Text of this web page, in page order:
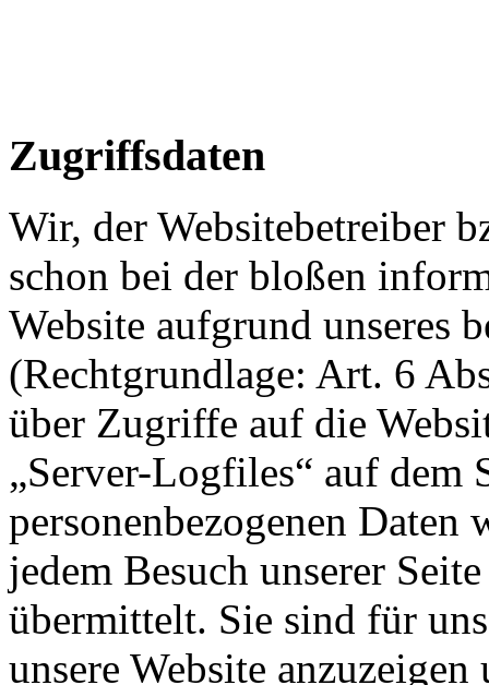
Zugriffsdaten
Wir, der Websitebetreiber
schon bei der bloßen
Website aufgrund unseres
(Rechtgrundlage: Art. 6
über Zugriffe auf die
„Server-Logfiles“ auf dem
personenbezogenen
jedem Besuch unserer
übermittelt. Sie sind für
unsere Website